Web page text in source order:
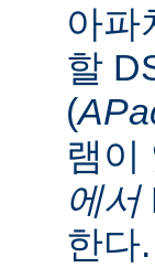
아파
할
(
램이
에서
한다